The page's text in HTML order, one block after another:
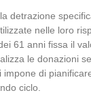
detrazione
nelle loro
61 anni fissa il
le donazioni
di
ciclo.